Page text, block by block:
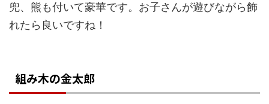
兜、熊も付いて豪華です。お子さんが遊びながら飾
れたら良いですね！
組み木の金太郎